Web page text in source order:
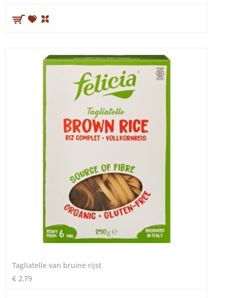
Tagliatelle van bruine rijst
€ 2,79